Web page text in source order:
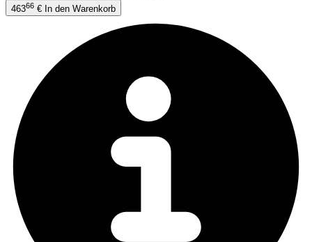
46366 € In den Warenkorb